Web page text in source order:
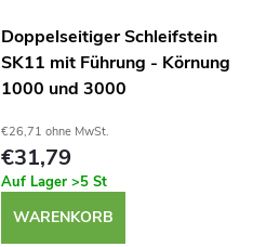
Doppelseitiger Schleifstein
SK11 mit Führung - Körnung
1000 und 3000
€26,71 ohne MwSt.
€31,79
Auf Lager>5 St
WARENKORB